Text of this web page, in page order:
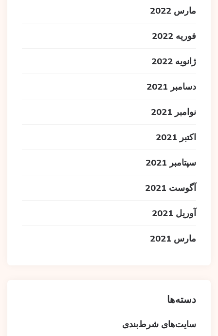
مارس 2022
فوریه 2022
ژانویه 2022
دسامبر 2021
نوامبر 2021
اکتبر 2021
سپتامبر 2021
آگوست 2021
آوریل 2021
مارس 2021
دسته‌ها
سایت‌های شرط‌بندی